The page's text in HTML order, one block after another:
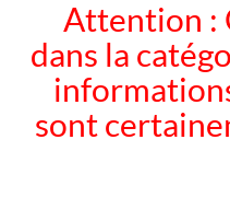
Attention :
dans la
sont